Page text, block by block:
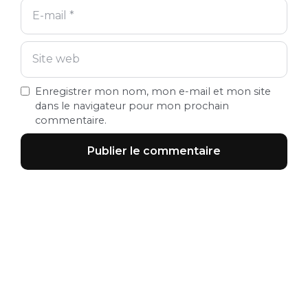
Enregistrer mon nom, mon e-mail et mon site
dans le navigateur pour mon prochain
commentaire.